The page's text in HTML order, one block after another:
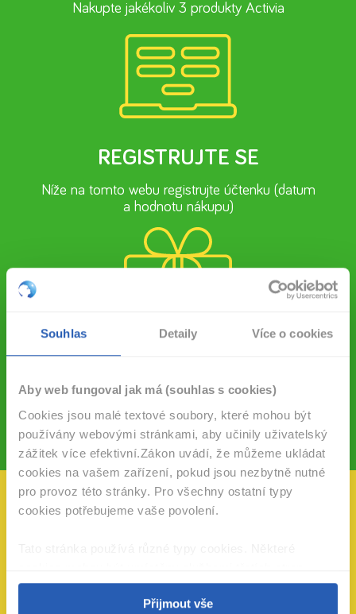
Souhlas Detaily Více o cookies
Aby web fungoval jak má (souhlas s cookies)
Cookies jsou malé textové soubory, které mohou být
používány webovými stránkami, aby učinily uživatelský
zážitek více efektivní.Zákon uvádí, že můžeme ukládat
cookies na vašem zařízení, pokud jsou nezbytně nutné
pro provoz této stránky. Pro všechny ostatní typy
cookies potřebujeme vaše povolení.
které se objevují na našich stránkách.
Přijmout vše
Nakupte jakékoliv 3 produkty Activia
REGISTRUJTE SE
Níže na tomto webu registrujte účtenku (datum
a hodnotu nákupu)
poukaz Amazing Places v hodnotě 10 000 Kč
Soutěž probíhá na prodejnách Albert od 1. 7. do 31. 7. 2023